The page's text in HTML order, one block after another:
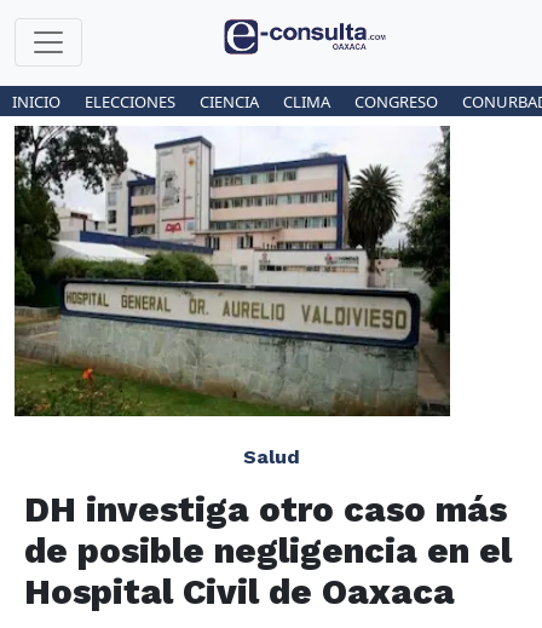
INICIO ELECCIONES CIENCIA CLIMA CONGRESO
Salud
DH investiga otro caso más
de posible negligencia en el
Hospital Civil de Oaxaca